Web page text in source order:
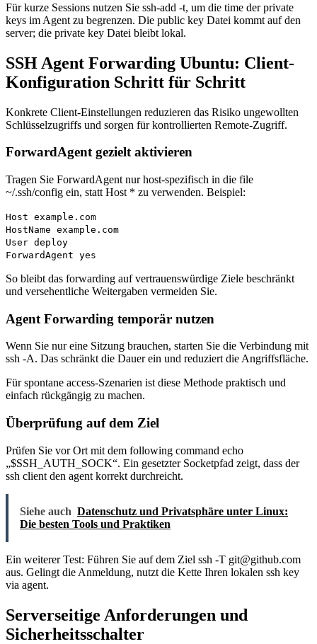
Für kurze Sessions nutzen Sie ssh-add -t, um die time der private
keys im Agent zu begrenzen. Die public key Datei kommt auf den
server; die private key Datei bleibt lokal.
SSH Agent Forwarding Ubuntu: Client-
Konfiguration Schritt für Schritt
Konkrete Client-Einstellungen reduzieren das Risiko ungewollten
Schlüsselzugriffs und sorgen für kontrollierten Remote-Zugriff.
ForwardAgent gezielt aktivieren
Tragen Sie ForwardAgent nur host‑spezifisch in die file
~/.ssh/config ein, statt Host * zu verwenden. Beispiel:
Host example.com
HostName example.com
User deploy
ForwardAgent yes
So bleibt das forwarding auf vertrauenswürdige Ziele beschränkt
und versehentliche Weitergaben vermeiden Sie.
Agent Forwarding temporär nutzen
Wenn Sie nur eine Sitzung brauchen, starten Sie die Verbindung mit
ssh -A. Das schränkt die Dauer ein und reduziert die Angriffsfläche.
Für spontane access-Szenarien ist diese Methode praktisch und
einfach rückgängig zu machen.
Überprüfung auf dem Ziel
Prüfen Sie vor Ort mit dem following command echo
„$SSH_AUTH_SOCK“. Ein gesetzter Socketpfad zeigt, dass der
ssh client den agent korrekt durchreicht.
Siehe auch Datenschutz und Privatsphäre unter Linux:
Die besten Tools und Praktiken
Ein weiterer Test: Führen Sie auf dem Ziel ssh -T git@github.com
aus. Gelingt die Anmeldung, nutzt die Kette Ihren lokalen ssh key
via agent.
Serverseitige Anforderungen und
Sicherheitsschalter